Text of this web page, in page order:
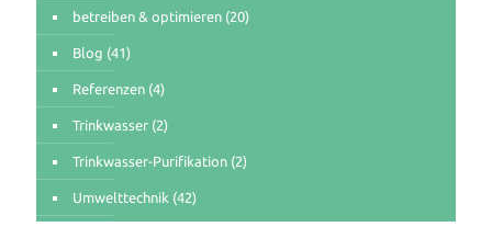
betreiben & optimieren (20)
Blog (41)
Referenzen (4)
Trinkwasser (2)
Trinkwasser-Purifikation (2)
Umwelttechnik (42)